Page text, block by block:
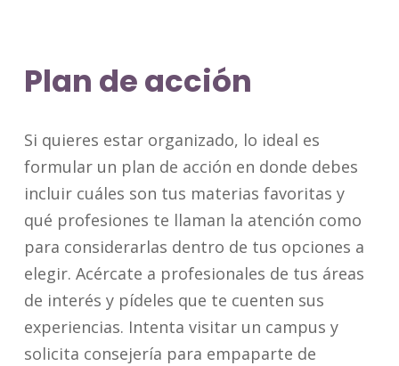
Plan de acción
Si quieres estar organizado, lo ideal es
formular un plan de acción en donde debes
incluir cuáles son tus materias favoritas y
qué profesiones te llaman la atención como
para considerarlas dentro de tus opciones a
elegir. Acércate a profesionales de tus áreas
de interés y pídeles que te cuenten sus
experiencias. Intenta visitar un campus y
solicita consejería para empaparte de